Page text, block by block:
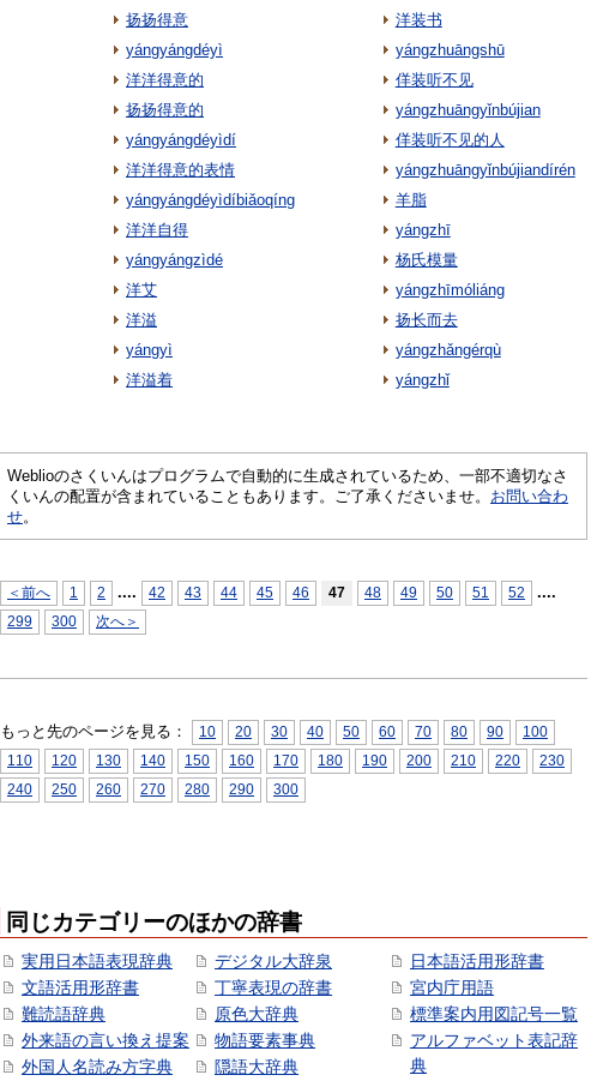
扬扬得意
yángyángdéyì
洋洋得意的
扬扬得意的
yángyángdéyìdí
洋洋得意的表情
yángyángdéyìdíbiǎoqíng
洋洋自得
yángyángzìdé
洋艾
洋溢
yángyì
洋溢着
洋装书
yángzhuāngshū
佯装听不见
yángzhuāngyǐnbújian
佯装听不见的人
yángzhuāngyǐnbújiandírén
羊脂
yángzhī
杨氏模量
yángzhīmóliáng
扬长而去
yángzhǎngérqù
yángzhǐ
Weblioのさくいんはプログラムで自動的に生成されているため、一部不適切なさ
くいんの配置が含まれていることもあります。ご了承くださいませ。 お問い合わ
せ。
＜前へ 1 2 .... 42 43 44 45 46 47 48 49 50 51 52 ....
299 300 次へ＞
もっと先のページを見る： 10 20 30 40 50 60 70 80 90
100
110
120 130 140 150 160 170 180 190 200 210 220
230
240
250 260 270 280 290 300
同じカテゴリーのほかの辞書
実用日本語表現辞典
文語活用形辞書
難読語辞典
外来語の言い換え提案
外国人名読み方字典
デジタル大辞泉
丁寧表現の辞書
原色大辞典
物語要素事典
隠語大辞典
日本語活用形辞書
宮内庁用語
標準案内用図記号一覧
アルファベット表記辞
典